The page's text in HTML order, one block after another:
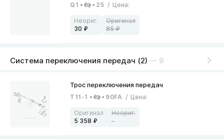
Q1 25 / Цена:
30 85
Система переключения передач (2) — 9
T11-1 90FA / Цена:
5 358 –